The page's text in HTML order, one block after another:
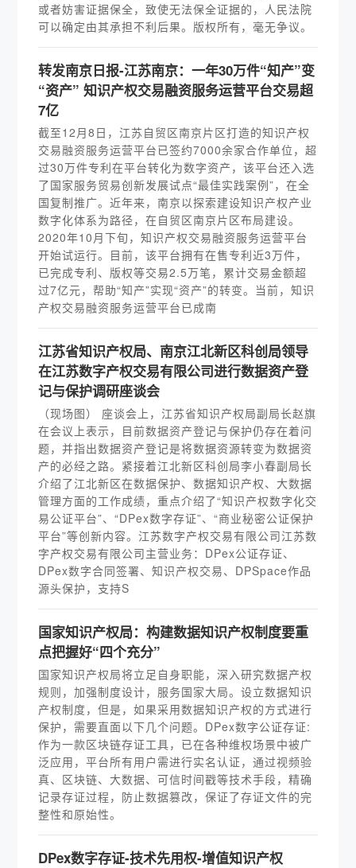
或者妨害证据保全，致使无法保全证据的，人民法院
可以确定由其承担不利后果。版权所有，毫无争议。
转发南京日报-江苏南京：一年30万件“知产”变
“资产” 知识产权交易融资服务运营平台交易超
7亿
截至12月8日，江苏自贸区南京片区打造的知识产权
交易融资服务运营平台已签约7000余家合作单位，超
过30万件专利在平台转化为数字资产，该平台还入选
了国家服务贸易创新发展试点“最佳实践案例”，在全
国复制推广。近年来，南京以探索建设知识产权产业
数字化体系为路径，在自贸区南京片区布局建设。
2020年10月下旬，知识产权交易融资服务运营平台
开始试运行。目前，该平台拥有在售专利近3万件，
已完成专利、版权等交易2.5万笔，累计交易金额超
过7亿元，帮助“知产”实现“资产”的转变。当前，知识
产权交易融资服务运营平台已成南
江苏省知识产权局、南京江北新区科创局领导
在江苏数字产权交易有限公司进行数据资产登
记与保护调研座谈会
（现场图） 座谈会上，江苏省知识产权局副局长赵旗
在会议上表示，目前数据资产登记与保护仍存在着问
题，并指出数据资产登记是将数据资源转变为数据资
产的必经之路。紧接着江北新区科创局李小春副局长
介绍了江北新区在数据保护、数据知识产权、大数据
管理方面的工作成绩，重点介绍了“知识产权数字化交
易公证平台”、“DPex数字存证”、“商业秘密公证保护
平台”等创新内容。江苏数字产权交易有限公司江苏数
字产权交易有限公司主营业务：DPex公证存证、
DPex数字合同签署、知识产权交易、DPSpace作品
源头保护，支持S
国家知识产权局：构建数据知识产权制度要重
点把握好“四个充分”
国家知识产权局将立足自身职能，深入研究数据产权
规则，加强制度设计，服务国家大局。设立数据知识
产权制度，但是，如果采用数据知识产权的方式进行
保护，需要直面以下几个问题。DPex数字公证存证:
作为一款区块链存证工具，已在各种维权场景中被广
泛应用，平台所有用户需进行实名认证，通过视频验
真、区块链、大数据、可信时间戳等技术手段，精确
记录存证过程，防止数据篡改，保证了存证文件的完
整性和原始性。
DPex数字存证-技术先用权-增值知识产权